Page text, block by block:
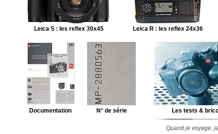
Leica S : les reflex 30x45 Leica R : les reflex 24x36
Documentation N° de série Les tests &
Quand je voyage,